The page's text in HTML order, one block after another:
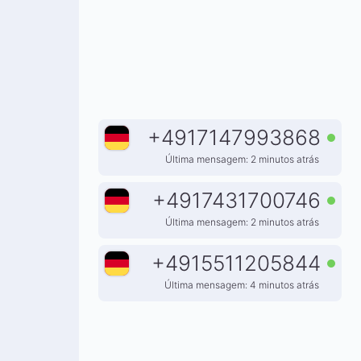
+4917147993868
Última mensagem: 2 minutos atrás
+4917431700746
Última mensagem: 2 minutos atrás
+4915511205844
Última mensagem: 4 minutos atrás